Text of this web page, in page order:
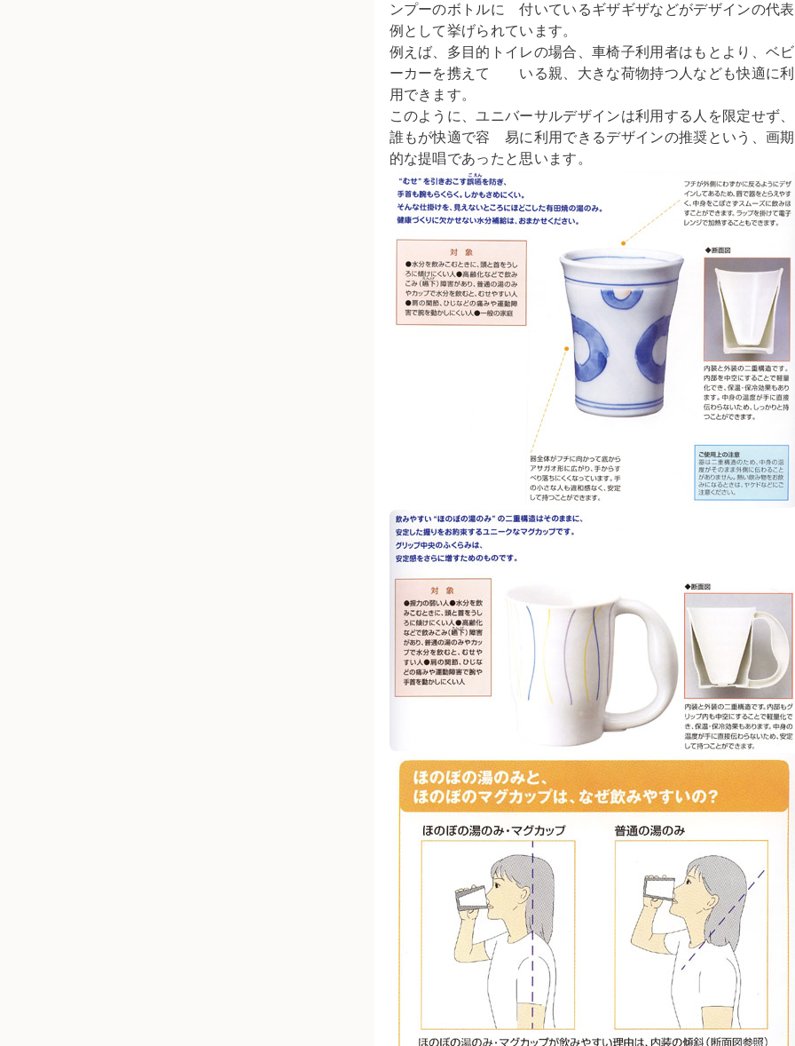
ンプーのボトルに 付いているギザギザなどがデザインの代表
例として挙げられています。
例えば、多目的トイレの場合、車椅子利用者はもとより、ベビ
ーカーを携えて いる親、大きな荷物持つ人なども快適に利
用できます。
このように、ユニバーサルデザインは利用する人を限定せず、
誰もが快適で容 易に利用できるデザインの推奨という、画期
的な提唱であったと思います。